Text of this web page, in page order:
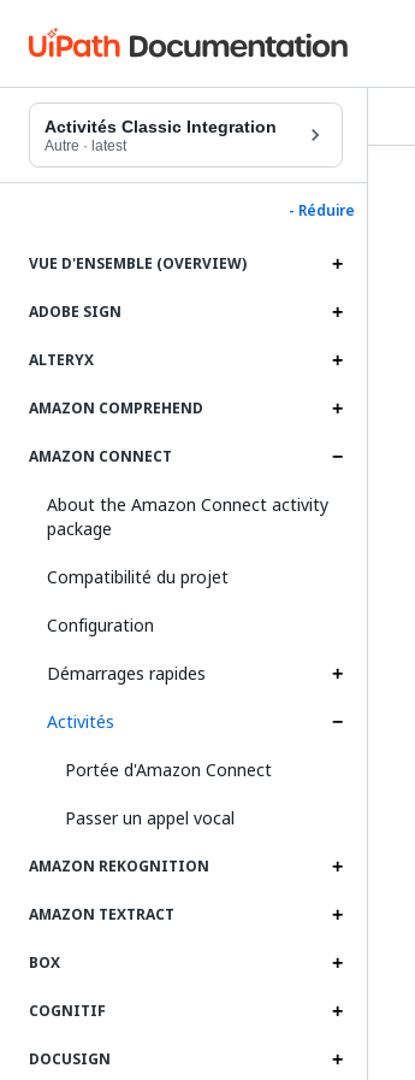
Activités Classic Integration
Autre · latest
- Réduire
VUE D'ENSEMBLE (OVERVIEW)
ADOBE SIGN
ALTERYX
AMAZON COMPREHEND
AMAZON CONNECT
About the Amazon Connect activity
package
Compatibilité du projet
Configuration
Démarrages rapides
Activités
Portée d'Amazon Connect
Passer un appel vocal
AMAZON REKOGNITION
AMAZON TEXTRACT
BOX
COGNITIF
DOCUSIGN